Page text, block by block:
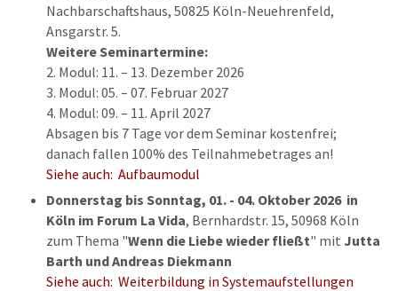
Nachbarschaftshaus, 50825 Köln-Neuehrenfeld,
Ansgarstr. 5.
Weitere Seminartermine:
2. Modul: 11. – 13. Dezember 2026
3. Modul: 05. – 07. Februar 2027
4. Modul: 09. – 11. April 2027
Absagen bis 7 Tage vor dem Seminar kostenfrei;
danach fallen 100% des Teilnahmebetrages an!
Siehe auch: Aufbaumodul
Donnerstag bis Sonntag, 01. - 04. Oktober 2026 in
Köln im Forum La Vida, Bernhardstr. 15, 50968 Köln
zum Thema "Wenn die Liebe wieder fließt" mit Jutta
Barth und Andreas Diekmann
Siehe auch: Weiterbildung in Systemaufstellungen